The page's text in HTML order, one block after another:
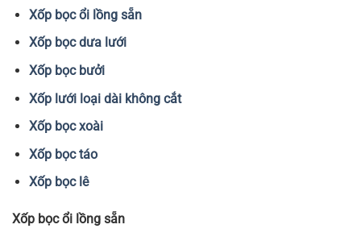
Xốp bọc ổi lồng sẵn
Xốp bọc dưa lưới
Xốp bọc bưởi
Xốp lưới loại dài không cắt
Xốp bọc xoài
Xốp bọc táo
Xốp bọc lê
Xốp bọc ổi lồng sẵn